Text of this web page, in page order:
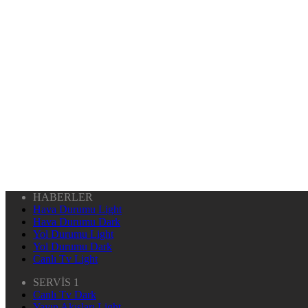
HABERLER
Hava Durumu Light
Hava Durumu Dark
Yol Durumu Light
Yol Durumu Dark
Canlı Tv Light
SERVİS 1
Canlı Tv Dark